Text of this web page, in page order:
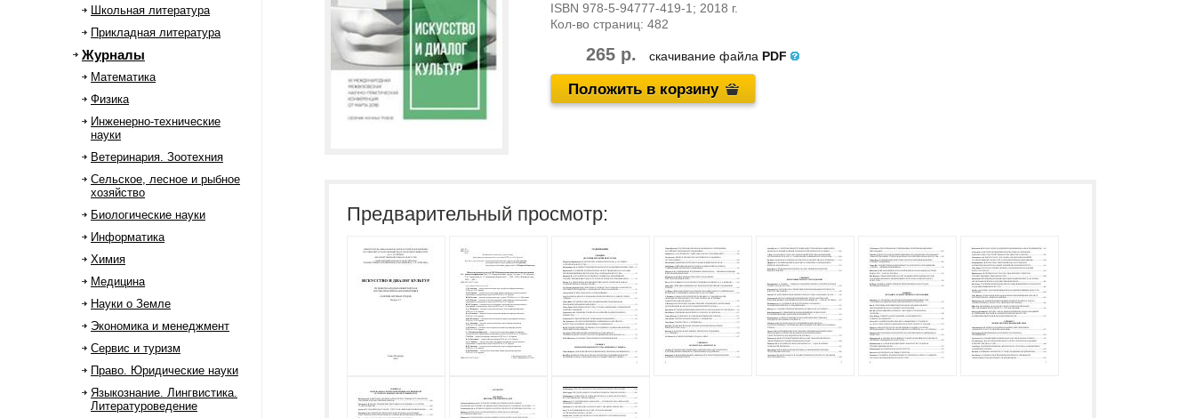
Школьная литература
Прикладная литература
Журналы
Математика
Физика
Инженерно-технические
науки
Ветеринария. Зоотехния
Сельское, лесное и рыбное
хозяйство
Биологические науки
Информатика
Химия
Медицина
Науки о Земле
Экономика и менеджмент
Сервис и туризм
Право. Юридические науки
Языкознание. Лингвистика.
Литературоведение
ISBN 978-5-94777-419-1 ; 2018 г.
Кол-во страниц: 482
265 р. скачивание файла PDF
Положить в корзину
Предварительный просмотр: